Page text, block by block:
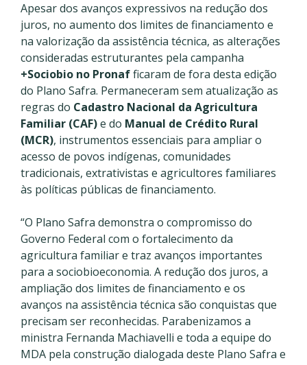
Apesar dos avanços expressivos na redução dos
juros, no aumento dos limites de financiamento e
na valorização da assistência técnica, as alterações
consideradas estruturantes pela campanha
+Sociobio no Pronafficaram de fora desta edição
do Plano Safra. Permaneceram sem atualização as
regras do Cadastro Nacional da Agricultura
Familiar (CAF)e do Manual de Crédito Rural
(MCR), instrumentos essenciais para ampliar o
acesso de povos indígenas, comunidades
tradicionais, extrativistas e agricultores familiares
às políticas públicas de financiamento.
“O Plano Safra demonstra o compromisso do
Governo Federal com o fortalecimento da
agricultura familiar e traz avanços importantes
para a sociobioeconomia. A redução dos juros, a
ampliação dos limites de financiamento e os
avanços na assistência técnica são conquistas que
precisam ser reconhecidas. Parabenizamos a
ministra Fernanda Machiavelli e toda a equipe do
MDA pela construção dialogada deste Plano Safra e